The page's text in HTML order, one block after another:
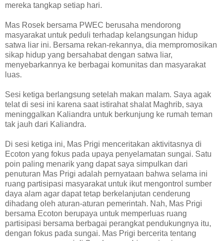
mereka tangkap setiap hari.
Mas Rosek bersama PWEC berusaha mendorong
masyarakat untuk peduli terhadap kelangsungan hidup
satwa liar ini. Bersama rekan-rekannya, dia mempromosikan
sikap hidup yang bersahabat dengan satwa liar,
menyebarkannya ke berbagai komunitas dan masyarakat
luas.
Sesi ketiga berlangsung setelah makan malam. Saya agak
telat di sesi ini karena saat istirahat shalat Maghrib, saya
meninggalkan Kaliandra untuk berkunjung ke rumah teman
tak jauh dari Kaliandra.
Di sesi ketiga ini, Mas Prigi menceritakan aktivitasnya di
Ecoton yang fokus pada upaya penyelamatan sungai. Satu
poin paling menarik yang dapat saya simpulkan dari
penuturan Mas Prigi adalah pernyataan bahwa selama ini
ruang partisipasi masyarakat untuk ikut mengontrol sumber
daya alam agar dapat tetap berkelanjutan cenderung
dihadang oleh aturan-aturan pemerintah. Nah, Mas Prigi
bersama Ecoton berupaya untuk memperluas ruang
partisipasi bersama berbagai perangkat pendukungnya itu,
dengan fokus pada sungai. Mas Prigi bercerita tentang